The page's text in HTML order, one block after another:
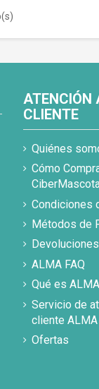
ATENCIÓN
CLIENTE
Quiénes
Cómo
Condiciones
Métodos de
Devoluciones
ALMA FAQ
Qué es ALMA
Servicio de
cliente ALMA
Ofertas